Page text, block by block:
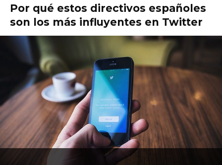
Por qué estos directivos españoles
son los más influyentes en Twitter